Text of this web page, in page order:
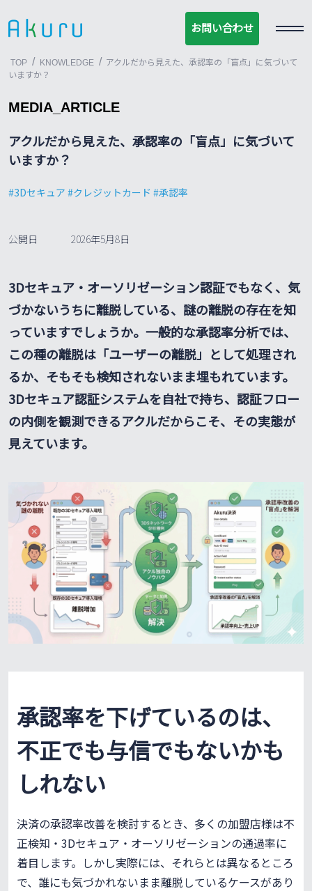
お問い合わせ
お問い合わせ
TOP / KNOWLEDGE / アクルだから見えた、承認率の「盲点」に気づいて
いますか？
MEDIA_ARTICLE
アクルだから見えた、承認率の「盲点」に気づいて
いますか？
3Dセキュア クレジットカード 承認率
公開日 2026年5月8日
3Dセキュア・オーソリゼーション認証でもなく、気
づかないうちに離脱している、謎の離脱の存在を知
っていますでしょうか。一般的な承認率分析では、
この種の離脱は「ユーザーの離脱」として処理され
るか、そもそも検知されないまま埋もれています。
3Dセキュア認証システムを自社で持ち、認証フロー
の内側を観測できるアクルだからこそ、その実態が
見えています。
承認率を下げているのは、
不正でも与信でもないかも
しれない
決済の承認率改善を検討するとき、多くの加盟店様は不
正検知・3Dセキュア・オーソリゼーションの通過率に
着目します。しかし実際には、それらとは異なるところ
で、誰にも気づかれないまま離脱しているケースがあり